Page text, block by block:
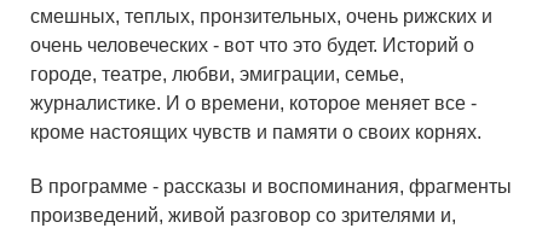
смешных, теплых, пронзительных, очень рижских и
очень человеческих - вот что это будет. Историй о
городе, театре, любви, эмиграции, семье,
журналистике. И о времени, которое меняет все -
кроме настоящих чувств и памяти о своих корнях.
В программе - рассказы и воспоминания, фрагменты
произведений, живой разговор со зрителями и,